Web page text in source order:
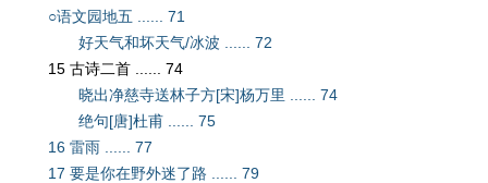
○语文园地五 ...... 71
好天气和坏天气/冰波 ...... 72
15 古诗二首 ...... 74
晓出净慈寺送林子方[宋]杨万里 ...... 74
绝句[唐]杜甫 ...... 75
16 雷雨 ...... 77
17 要是你在野外迷了路 ...... 79